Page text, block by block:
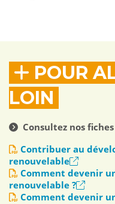
POUR
LOIN
Consultez nos
Contribuer au
renouvelable
Comment devenir
renouvelable ?
Comment devenir